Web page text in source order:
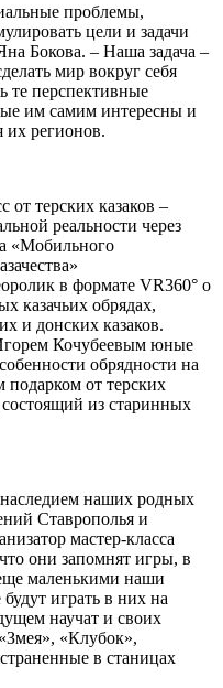
проблемы,
цели и задачи
Бокова. – Наша задача –
мир вокруг себя
те перспективные
им самим интересны и
их регионов.
терских казаков –
реальности через
«Мобильного
в формате VR360° о
казачьих обрядах,
и донских казаков.
Кочубеевым юные
обрядности на
от терских
из старинных
наших родных
Ставрополья и
мастер-класса
они запомнят игры, в
маленькими наши
играть в них на
научат и своих
«Клубок»,
в станицах